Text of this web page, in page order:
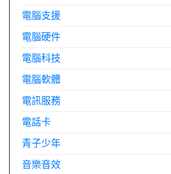
電腦支援
電腦硬件
電腦科技
電腦軟體
電訊服務
電話卡
青子少年
音樂音效